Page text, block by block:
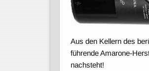
Aus den Kellern des
führende Amarone-
nachsteht!